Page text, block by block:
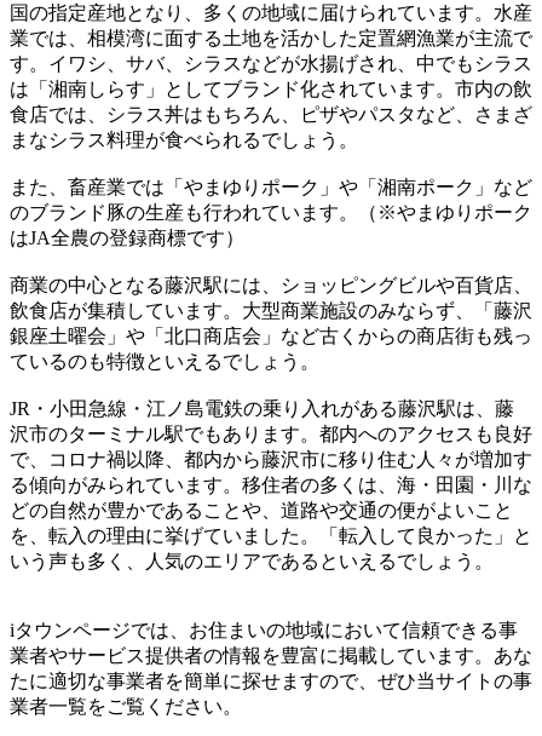
国の指定産地となり、多くの地域に届けられています。水産
業では、相模湾に面する土地を活かした定置網漁業が主流で
す。イワシ、サバ、シラスなどが水揚げされ、中でもシラス
は「湘南しらす」としてブランド化されています。市内の飲
食店では、シラス丼はもちろん、ピザやパスタなど、さまざ
まなシラス料理が食べられるでしょう。
また、畜産業では「やまゆりポーク」や「湘南ポーク」など
のブランド豚の生産も行われています。（※やまゆりポーク
はJA全農の登録商標です）
商業の中心となる藤沢駅には、ショッピングビルや百貨店、
飲食店が集積しています。大型商業施設のみならず、「藤沢
銀座土曜会」や「北口商店会」など古くからの商店街も残っ
ているのも特徴といえるでしょう。
JR・小田急線・江ノ島電鉄の乗り入れがある藤沢駅は、藤
沢市のターミナル駅でもあります。都内へのアクセスも良好
で、コロナ禍以降、都内から藤沢市に移り住む人々が増加す
る傾向がみられています。移住者の多くは、海・田園・川な
どの自然が豊かであることや、道路や交通の便がよいこと
を、転入の理由に挙げていました。「転入して良かった」と
いう声も多く、人気のエリアであるといえるでしょう。
iタウンページでは、お住まいの地域において信頼できる事
業者やサービス提供者の情報を豊富に掲載しています。あな
たに適切な事業者を簡単に探せますので、ぜひ当サイトの事
業者一覧をご覧ください。